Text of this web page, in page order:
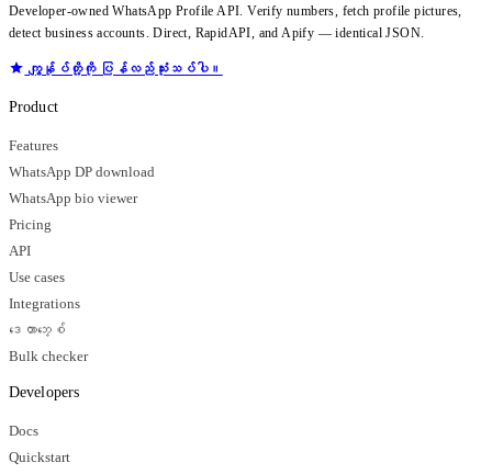
Developer-owned WhatsApp Profile API. Verify numbers, fetch profile pictures,
detect business accounts. Direct, RapidAPI, and Apify — identical JSON.
ကျွန်ုပ်တို့ကို ပြန်လည်သုံးသပ်ပါ။
Product
Features
WhatsApp DP download
WhatsApp bio viewer
Pricing
API
Use cases
Integrations
ဒေတာဘေ့စ်
Bulk checker
Developers
Docs
Quickstart